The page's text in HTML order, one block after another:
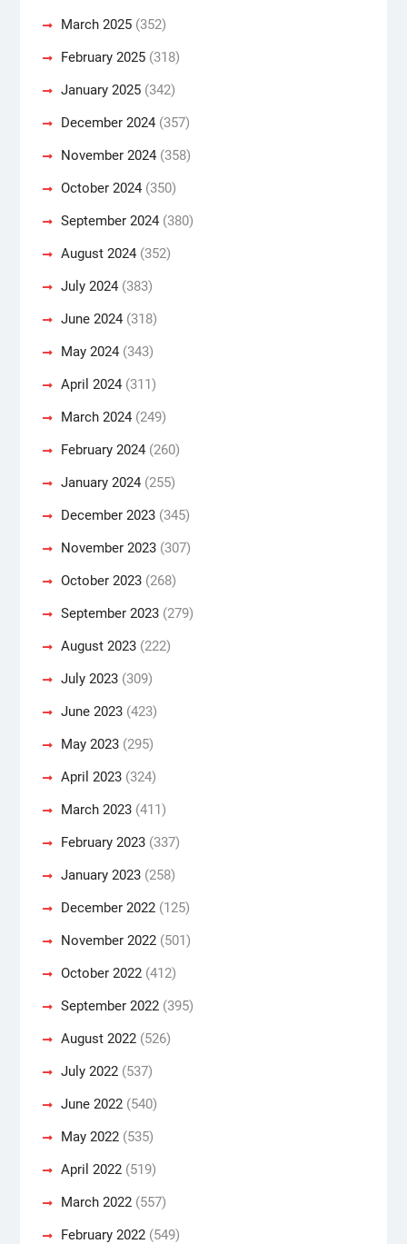
March 2025(352)
February 2025(318)
January 2025(342)
December 2024(357)
November 2024(358)
October 2024(350)
September 2024(380)
August 2024(352)
July 2024(383)
June 2024(318)
May 2024(343)
April 2024(311)
March 2024(249)
February 2024(260)
January 2024(255)
December 2023(345)
November 2023(307)
October 2023(268)
September 2023(279)
August 2023(222)
July 2023(309)
June 2023(423)
May 2023(295)
April 2023(324)
March 2023(411)
February 2023(337)
January 2023(258)
December 2022(125)
November 2022(501)
October 2022(412)
September 2022(395)
August 2022(526)
July 2022(537)
June 2022(540)
May 2022(535)
April 2022(519)
March 2022(557)
February 2022(549)